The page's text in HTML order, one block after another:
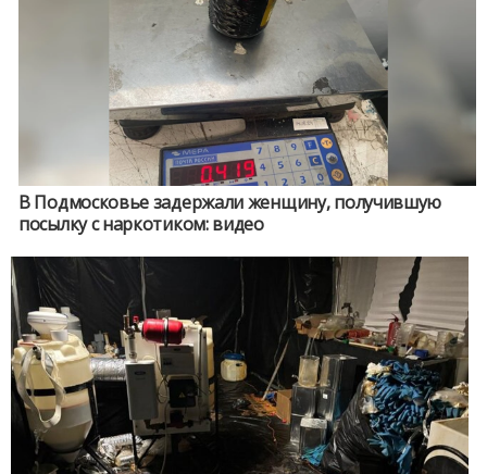
В Подмосковье задержали женщину, получившую
посылку с наркотиком: видео